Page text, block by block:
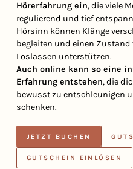
Hörerfahrung ein, die viele
regulierend und tief
Hörsinn können Klänge
begleiten und einen Zustand
Loslassen unterstützen.
Auch online kann so eine
Erfahrung entstehen, die
bewusst zu entschleunigen
schenken.
JETZT BUCHEN
GUTSCHEIN EINLÖSEN